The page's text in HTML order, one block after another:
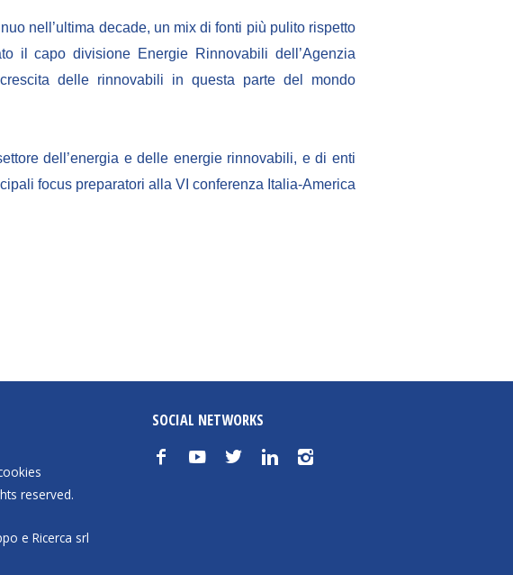
nell’ultima decade, un mix di fonti più pulito rispetto
il capo divisione Energie Rinnovabili dell’Agenzia
delle rinnovabili in questa parte del mondo
dell’energia e delle energie rinnovabili, e di enti
focus preparatori alla VI conferenza Italia-America
reserved.
e Ricerca srl
SOCIAL NETWORKS
f y t n i